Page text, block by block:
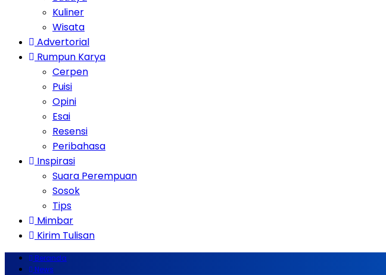
Kuliner
Wisata
Advertorial
Rumpun Karya
Cerpen
Puisi
Opini
Esai
Resensi
Peribahasa
Inspirasi
Suara Perempuan
Sosok
Tips
Mimbar
Kirim Tulisan
Beranda
News